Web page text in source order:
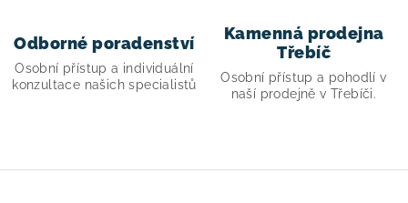
i
s
u
Odborné poradenství
Osobní přístup a individuální
konzultace našich specialistů
Kamenná prodejna
Třebíč
Osobní přístup a pohodlí v
naší prodejně v Třebíči.